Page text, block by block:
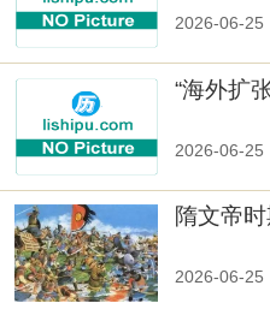
2026-06-25
“海外扩
2026-06-25
隋文帝
2026-06-25